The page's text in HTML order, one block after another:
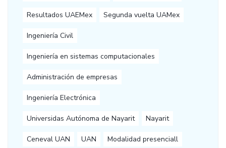
Resultados UAEMex Segunda vuelta UAMex
Ingeniería Civil
Ingeniería en sistemas computacionales
Administración de empresas
Ingeniería Electrónica
Universidas Autónoma de Nayarit Nayarit
Ceneval UAN UAN Modalidad presenciall